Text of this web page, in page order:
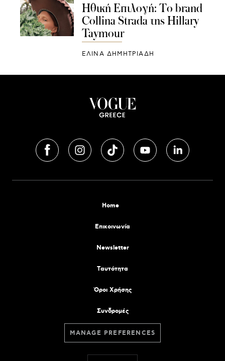
Ηθική Επιλογή: Το brand
Collina Strada της Hillary
Taymour
ΕΛΙΝΑ ΔΗΜΗΤΡΙΑΔΗ
Home
Επικοινωνία
Newsletter
Tαυτότητα
Όροι Χρήσης
Συνδρομές
MANAGE PREFERENCES